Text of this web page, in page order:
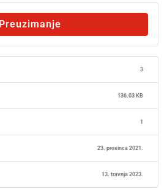
Preuzimanje
3
136.03 KB
1
23. prosinca 2021.
13. travnja 2023.